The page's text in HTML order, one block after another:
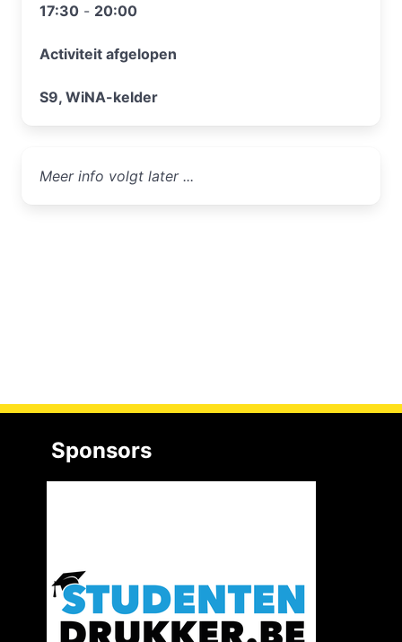
17:30 - 20:00
Activiteit afgelopen
S9, WiNA-kelder
Meer info volgt later ...
Sponsors